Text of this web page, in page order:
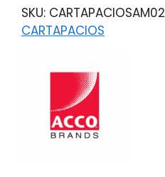
SKU: CARTAPACIOSAM02
CARTAPACIOS